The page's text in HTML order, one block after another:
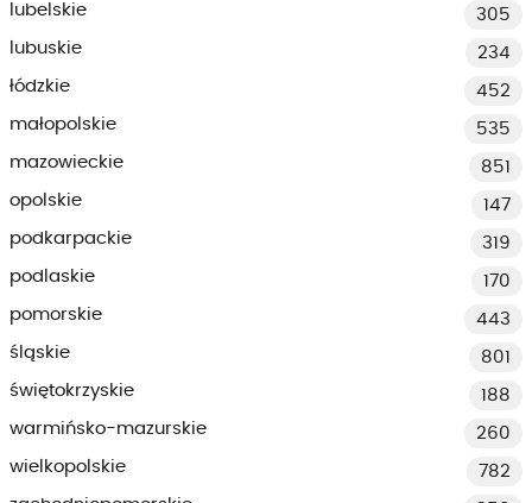
lubelskie
305
lubuskie
234
łódzkie
452
małopolskie
535
mazowieckie
851
opolskie
147
podkarpackie
319
podlaskie
170
pomorskie
443
śląskie
801
świętokrzyskie
188
warmińsko-mazurskie
260
wielkopolskie
782